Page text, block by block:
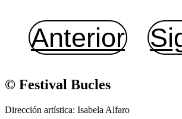
Anterior
© Festival Bucles
Dirección artística: Isabela Alfaro